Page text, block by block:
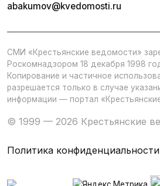
abakumov@kvedomosti.ru
СМИ «Крестьянские ведомости»
Роскомнадзором 18 декабря 1998
Копирование и частичное
разрешается только в случае
информации — портал
© 1999 — 2026 Крестьянские
Политика конфиденциальности